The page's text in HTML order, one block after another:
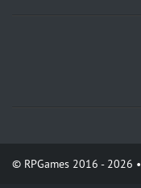
© RPGames 2016 - 2026 •